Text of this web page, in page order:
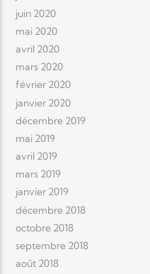
juin 2020
mai 2020
avril 2020
mars 2020
février 2020
janvier 2020
décembre 2019
mai 2019
avril 2019
mars 2019
janvier 2019
décembre 2018
octobre 2018
septembre 2018
août 2018